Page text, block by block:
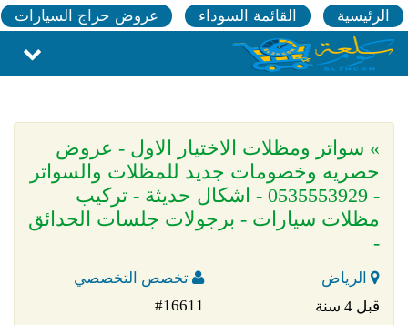
الرئيسية القائمة السوداء عروض حراج السيارات
» سواتر ومظلات الاختيار الاول - عروض
حصريه وخصومات جديد للمظلات والسواتر
- 0535553929 - اشكال حديثة - تركيب
مظلات سيارات - برجولات جلسات الحدائق
-
الرياض
تخصص التخصصي
قبل 4 سنة
#16611